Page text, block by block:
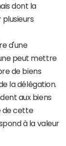
dont la
d'une
peut mettre
de biens
la délégation.
aux biens
de cette
à la valeur